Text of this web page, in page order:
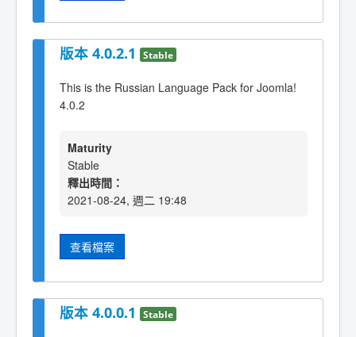
版本 4.0.2.1 Stable
This is the Russian Language Pack for Joomla!
4.0.2
Maturity
Stable
釋出時間：
2021-08-24, 週二 19:48
查看檔案
版本 4.0.0.1 Stable